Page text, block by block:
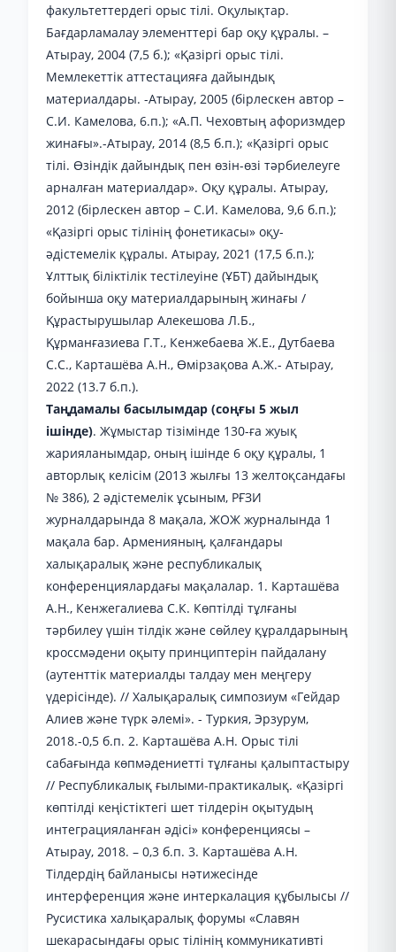
факультеттердегі орыс тілі. Оқулықтар.
Бағдарламалау элементтері бар оқу құралы. –
Атырау, 2004 (7,5 б.); «Қазіргі орыс тілі.
Мемлекеттік аттестацияға дайындық
материалдары. -Атырау, 2005 (бірлескен автор –
С.И. Камелова, 6.п.); «А.П. Чеховтың афоризмдер
жинағы».-Атырау, 2014 (8,5 б.п.); «Қазіргі орыс
тілі. Өзіндік дайындық пен өзін-өзі тәрбиелеуге
арналған материалдар». Оқу құралы. Атырау,
2012 (бірлескен автор – С.И. Камелова, 9,6 б.п.);
«Қазіргі орыс тілінің фонетикасы» оқу-
әдістемелік құралы. Атырау, 2021 (17,5 б.п.);
Ұлттық біліктілік тестілеуіне (ҰБТ) дайындық
бойынша оқу материалдарының жинағы /
Құрастырушылар Алекешова Л.Б.,
Құрманғазиева Г.Т., Кенжебаева Ж.Е., Дутбаева
С.С., Карташёва А.Н., Өмірзақова А.Ж.- Атырау,
2022 (13.7 б.п.).
Таңдамалы басылымдар (соңғы 5 жыл
ішінде). Жұмыстар тізімінде 130-ға жуық
жарияланымдар, оның ішінде 6 оқу құралы, 1
авторлық келісім (2013 жылғы 13 желтоқсандағы
№ 386), 2 әдістемелік ұсыным, РҒЗИ
журналдарында 8 мақала, ЖОЖ журналында 1
мақала бар. Арменияның, қалғандары
халықаралық және республикалық
конференциялардағы мақалалар. 1. Карташёва
А.Н., Кенжегалиева С.К. Көптілді тұлғаны
тәрбилеу үшін тілдік және сөйлеу құралдарының
кроссмәдени оқыту принциптерін пайдалану
(аутенттік материалды талдау мен меңгеру
үдерісінде). // Халықаралық симпозиум «Гейдар
Алиев және түрк әлемі». - Туркия, Эрзурум,
2018.-0,5 б.п. 2. Карташёва А.Н. Орыс тілі
сабағында көпмәдениетті тұлғаны қалыптастыру
// Республикалық ғылыми-практикалық. «Қазіргі
көптілді кеңістіктегі шет тілдерін оқытудың
интеграцияланған әдісі» конференциясы –
Атырау, 2018. – 0,3 б.п. 3. Карташёва А.Н.
Тілдердің байланысы нәтижесінде
интерференция және интеркалация құбылысы //
Русистика халықаралық форумы «Славян
шекарасындағы орыс тілінің коммуникативті